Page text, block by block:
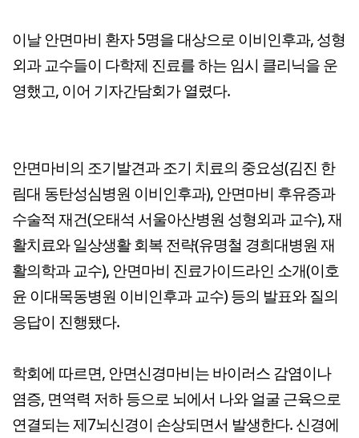
이날 안면마비 환자 5명을 대상으로 이비인후과, 성형
외과 교수들이 다학제 진료를 하는 임시 클리닉을 운
영했고, 이어 기자간담회가 열렸다.
안면마비의 조기발견과 조기 치료의 중요성(김진 한
림대 동탄성심병원 이비인후과), 안면마비 후유증과
수술적 재건(오태석 서울아산병원 성형외과 교수), 재
활치료와 일상생활 회복 전략(유명철 경희대병원 재
활의학과 교수), 안면마비 진료가이드라인 소개(이호
윤 이대목동병원 이비인후과 교수) 등의 발표와 질의
응답이 진행됐다.
학회에 따르면, 안면신경마비는 바이러스 감염이나
염증, 면역력 저하 등으로 뇌에서 나와 얼굴 근육으로
연결되는 제7뇌신경이 손상되면서 발생한다. 신경에